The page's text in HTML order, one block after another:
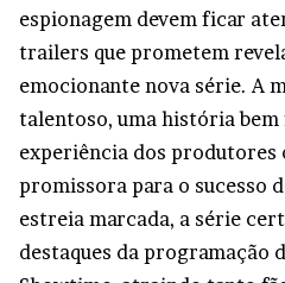
espionagem devem ficar
trailers que prometem
emocionante nova série. A
talentoso, uma história bem
experiência dos produtores
promissora para o sucesso
estreia marcada, a série
destaques da programação